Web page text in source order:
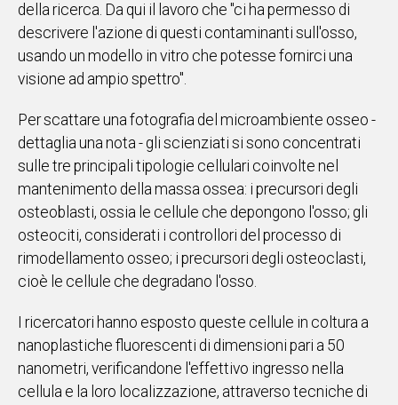
della ricerca. Da qui il lavoro che "ci ha permesso di
descrivere l'azione di questi contaminanti sull'osso,
usando un modello in vitro che potesse fornirci una
visione ad ampio spettro".
Per scattare una fotografia del microambiente osseo -
dettaglia una nota - gli scienziati si sono concentrati
sulle tre principali tipologie cellulari coinvolte nel
mantenimento della massa ossea: i precursori degli
osteoblasti, ossia le cellule che depongono l'osso; gli
osteociti, considerati i controllori del processo di
rimodellamento osseo; i precursori degli osteoclasti,
cioè le cellule che degradano l'osso.
I ricercatori hanno esposto queste cellule in coltura a
nanoplastiche fluorescenti di dimensioni pari a 50
nanometri, verificandone l'effettivo ingresso nella
cellula e la loro localizzazione, attraverso tecniche di